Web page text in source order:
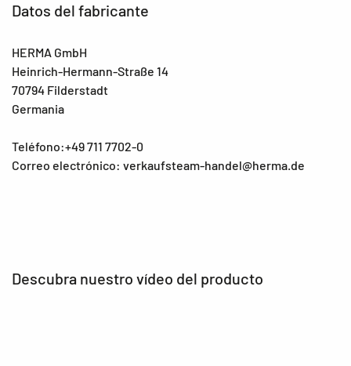
Datos del fabricante
HERMA GmbH
Heinrich-Hermann-Straße 14
70794 Filderstadt
Germania
Teléfono:+49 711 7702-0
Correo electrónico: verkaufsteam-handel@herma.de
Descubra nuestro vídeo del producto